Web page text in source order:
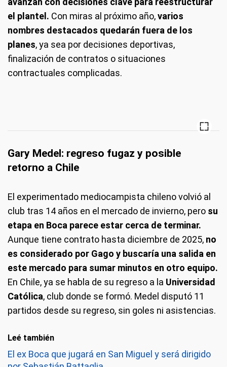
el plantel. Con miras al próximo año,varios
nombres destacados quedarán fuera de los
planes, ya sea por decisiones deportivas,
finalización de contratos o situaciones
contractuales complicadas.
Gary Medel: regreso fugaz y posible
retorno a Chile
El experimentado mediocampista chileno volvió al
club tras 14 años en el mercado de invierno, pero su
etapa en Boca parece estar cerca de terminar.
Aunque tiene contrato hasta diciembre de 2025, no
es considerado por Gago y buscaría una salida en
este mercado para sumar minutos en otro equipo.
En Chile, ya se habla de su regreso a la Universidad
Católica, club donde se formó. Medel disputó 11
partidos desde su regreso, sin goles ni asistencias.
Leé también
⁠El ex Boca que jugará en San Miguel y será dirigido